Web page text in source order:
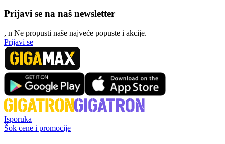
Prijavi se na naš newsletter
, n Ne propusti naše najveće popuste i akcije.
Prijavi se
Isporuka
Šok cene i promocije